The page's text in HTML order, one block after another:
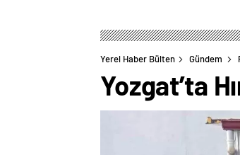
Yerel Haber Bülten Gündem
Yozgat’ta